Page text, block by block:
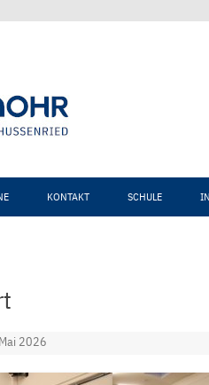
KONTAKT SCHULE
2026